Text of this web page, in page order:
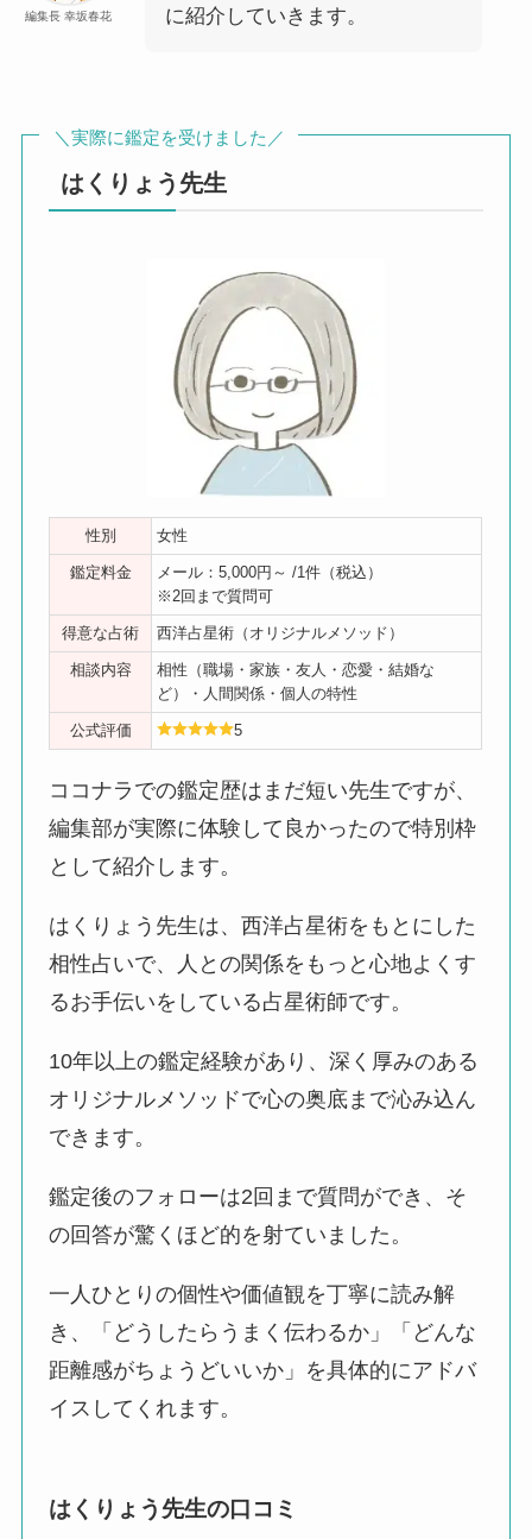
編集長 幸坂春花
に紹介していきます。
＼実際に鑑定を受けました／
はくりょう先生
性別 女性
鑑定料金
メール：5,000円～ /1件（税込）
※2回まで質問可
得意な占術 西洋占星術（オリジナルメソッド）
相談内容
相性（職場・家族・友人・恋愛・結婚な
ど）・人間関係・個人の特性
公式評価 5
ココナラでの鑑定歴はまだ短い先生ですが、
編集部が実際に体験して良かったので特別枠
として紹介します。
はくりょう先生は、西洋占星術をもとにした
相性占いで、人との関係をもっと心地よくす
るお手伝いをしている占星術師です。
10年以上の鑑定経験があり、深く厚みのある
オリジナルメソッドで心の奥底まで沁み込ん
できます。
鑑定後のフォローは2回まで質問ができ、そ
の回答が驚くほど的を射ていました。
一人ひとりの個性や価値観を丁寧に読み解
き、「どうしたらうまく伝わるか」「どんな
距離感がちょうどいいか」を具体的にアドバ
イスしてくれます。
はくりょう先生の口コミ